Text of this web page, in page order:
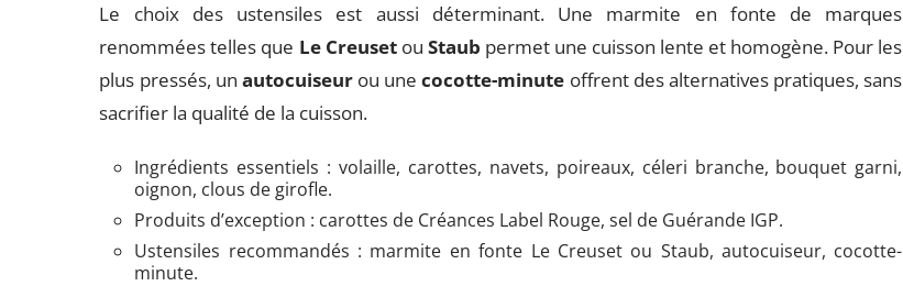
Le choix des ustensiles est aussi déterminant. Une marmite en fonte de marques
renommées telles que Le Creusetou Staub permet une cuisson lente et homogène. Pour les
plus pressés, un autocuiseurou unecocotte-minute offrent des alternatives pratiques, sans
sacrifier la qualité de la cuisson.
Ingrédients essentiels : volaille, carottes, navets, poireaux, céleri branche, bouquet garni,
oignon, clous de girofle.
Produits d’exception : carottes de Créances Label Rouge, sel de Guérande IGP.
Ustensiles recommandés : marmite en fonte Le Creuset ou Staub, autocuiseur, cocotte-
minute.